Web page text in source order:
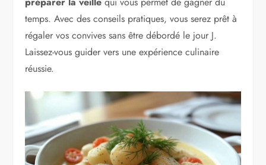
temps. Avec des conseils pratiques, vous serez prêt à
régaler vos convives sans être débordé le jour J.
Laissez-vous guider vers une expérience culinaire
réussie.